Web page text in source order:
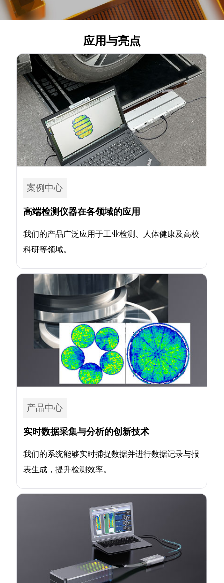
应用与亮点
案例中心
高端检测仪器在各领域的应用
我们的产品广泛应用于工业检测、人体健康及高校
科研等领域。
产品中心
实时数据采集与分析的创新技术
我们的系统能够实时捕捉数据并进行数据记录与报
表生成，提升检测效率。